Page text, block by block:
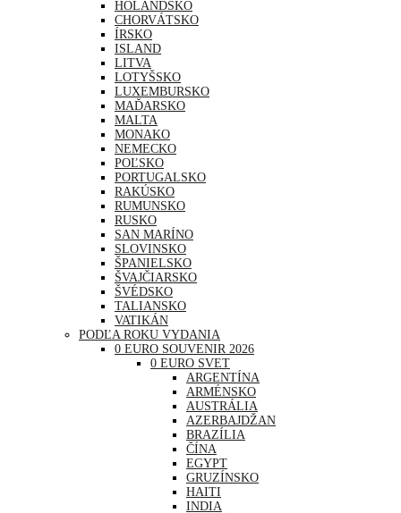
HOLANDSKO
CHORVÁTSKO
ÍRSKO
ISLAND
LITVA
LOTYŠSKO
LUXEMBURSKO
MAĎARSKO
MALTA
MONAKO
NEMECKO
POĽSKO
PORTUGALSKO
RAKÚSKO
RUMUNSKO
RUSKO
SAN MARÍNO
SLOVINSKO
ŠPANIELSKO
ŠVAJČIARSKO
ŠVÉDSKO
TALIANSKO
VATIKÁN
PODĽA ROKU VYDANIA
0 EURO SOUVENIR 2026
0 EURO SVET
ARGENTÍNA
ARMÉNSKO
AUSTRÁLIA
AZERBAJDŽAN
BRAZÍLIA
ČÍNA
EGYPT
GRUZÍNSKO
HAITI
INDIA